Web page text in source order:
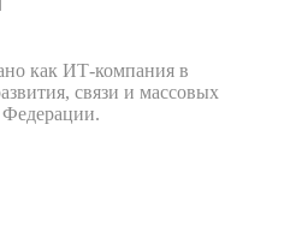
как ИТ‑компания в
связи и массовых